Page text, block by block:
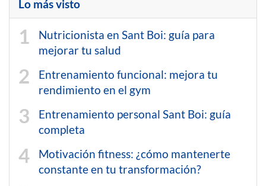
Lo más visto
Nutricionista en Sant Boi: guía para
mejorar tu salud
Entrenamiento funcional: mejora tu
rendimiento en el gym
Entrenamiento personal Sant Boi: guía
completa
Motivación fitness: ¿cómo mantenerte
constante en tu transformación?